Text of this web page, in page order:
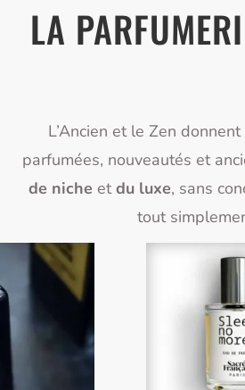
LA
L’Ancien et le Zen
parfumées, nouveautés et
de niche etdu luxe, sans
tout